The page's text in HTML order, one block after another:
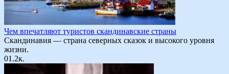
Чем впечатляют туристов скандинавские страны
Скандинавия — страна северных сказок и высокого уровня
жизни.
01.2к.